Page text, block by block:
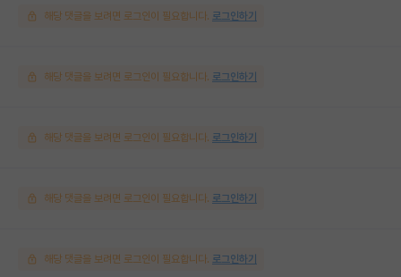
해당 댓글을 보려면 로그인이 필요합니다. 로그인하기
해당 댓글을 보려면 로그인이 필요합니다. 로그인하기
해당 댓글을 보려면 로그인이 필요합니다. 로그인하기
해당 댓글을 보려면 로그인이 필요합니다. 로그인하기
해당 댓글을 보려면 로그인이 필요합니다. 로그인하기